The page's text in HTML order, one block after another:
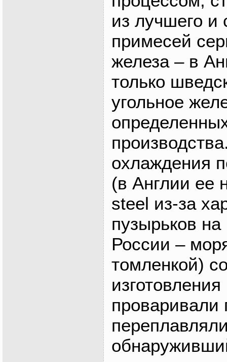
из лучшего и
примесей
железа – в
только
угольное
охлаждения
(в Англии ее
steel из-за
пузырьков
России –
томленкой)